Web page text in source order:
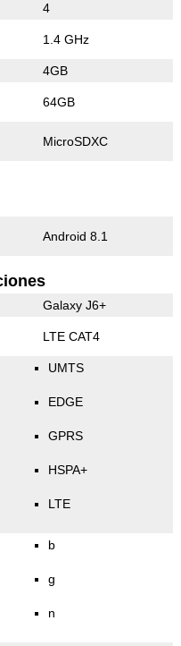
4
1.4 GHz
4GB
64GB
MicroSDXC
Android 8.1
Galaxy J6+
LTE CAT4
UMTS
EDGE
GPRS
HSPA+
LTE
b
g
n